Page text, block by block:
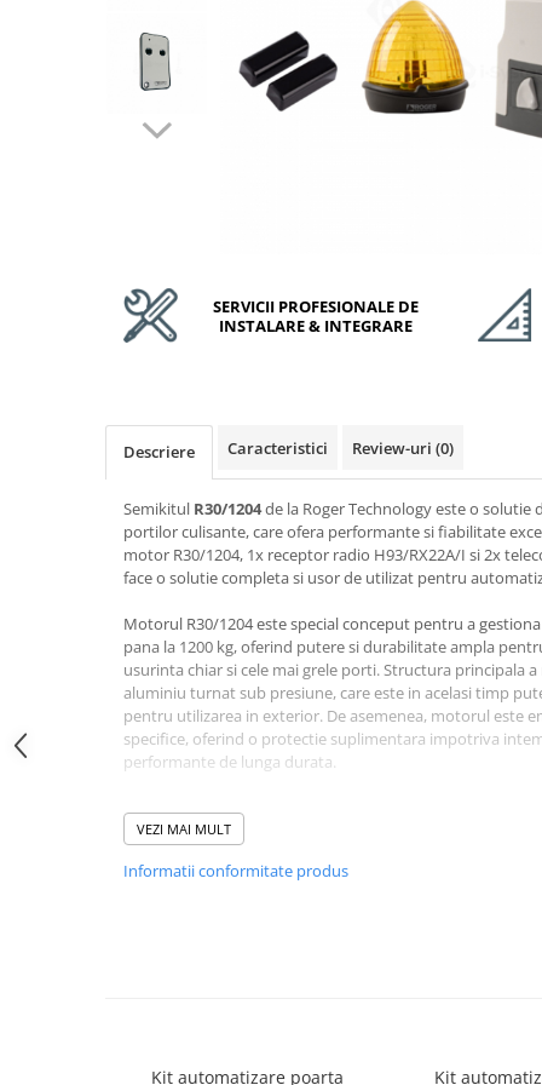
Kit-uri Feronerie Autoportante
Kit-uri Feronerie Telescopice
Bariere Auto / Sisteme Parcare
Kit-uri Bariere Auto
Bolarzi antiterorism
Sine de Ghidaj
Accesorii Diverse
Lampi Semnalizare
Control Acces & Pontaj
Sisteme Control Acces & Pontaj
Centrale Control Acces
Turnicheti si Porti Acces
SERVICII PROFESIONALE DE
INSTALARE & INTEGRARE
Descriere Caracteristici Review-uri (0)
Semikitul R30/1204de la Roger Technology este o
portilor culisante, care ofera performante si fiabilitate
motor R30/1204, 1x receptor radio H93/RX22A/I si 2x
face o solutie completa si usor de utilizat pentru
Motorul R30/1204 este special conceput pentru a
pana la 1200 kg, oferind putere si durabilitate ampla
usurinta chiar si cele mai grele porti. Structura principala
aluminiu turnat sub presiune, care este in acelasi timp
pentru utilizarea in exterior. De asemenea, motorul este
specifice, oferind o protectie suplimentara impotriva
performante de lunga durata.
Semikitul R30/1204 include un receptor radio H93/RX22A/
poarta cu ajutorul telecomenzii incluse. Acest lucru face
data.Kitul include, de asemenea, 2x telecomenzi E80/
porti glisante cu o greutate de pana la 1200 kg,
VEZI MAI MULT
Informatii conformitate produs
Kit automatizare poarta
Kit